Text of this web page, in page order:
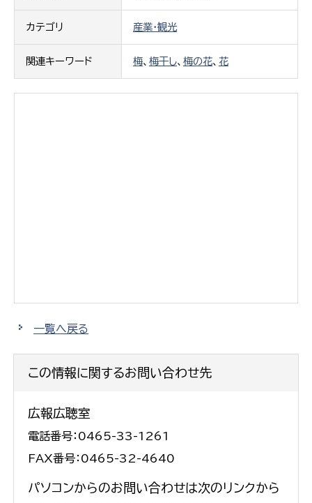
カテゴリ 産業・観光
関連キーワード 梅、 梅干し、 梅の花、 花
一覧へ戻る
この情報に関するお問い合わせ先
広報広聴室
電話番号：0465-33-1261
FAX番号：0465-32-4640
パソコンからのお問い合わせは次のリンクから